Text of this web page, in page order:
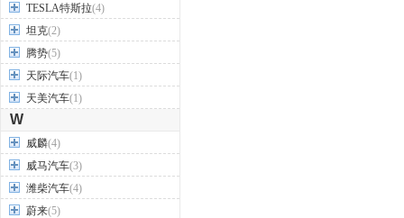
TESLA特斯拉(4)
坦克(2)
腾势(5)
天际汽车(1)
天美汽车(1)
W
威麟(4)
威马汽车(3)
潍柴汽车(4)
蔚来(5)